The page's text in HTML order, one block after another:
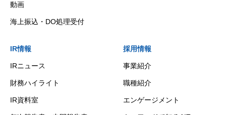
動画
海上振込・DO処理受付
IR情報
IRニュース
財務ハイライト
IR資料室
採用情報
事業紹介
職種紹介
エンゲージメント